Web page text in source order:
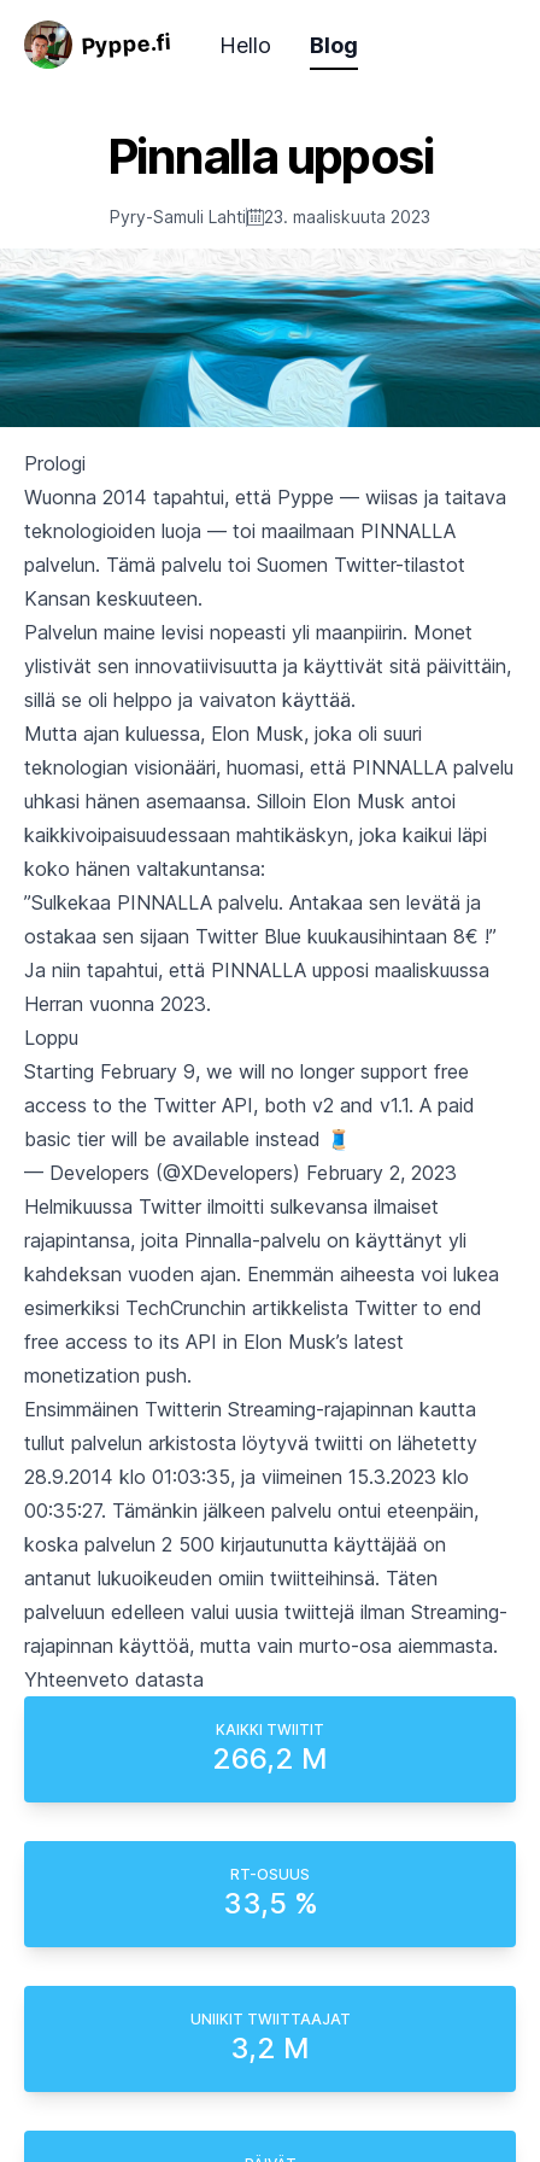
Pyppe.fi Hello Blog
Pinnalla upposi
Pyry-Samuli Lahti 23. maaliskuuta 2023
Prologi
Wuonna 2014 tapahtui, että Pyppe — wiisas ja taitava
teknologioiden luoja — toi maailmaan PINNALLA
palvelun. Tämä palvelu toi Suomen Twitter-tilastot
Kansan keskuuteen.
Palvelun maine levisi nopeasti yli maanpiirin. Monet
ylistivät sen innovatiivisuutta ja käyttivät sitä päivittäin,
sillä se oli helppo ja vaivaton käyttää.
Mutta ajan kuluessa, Elon Musk, joka oli suuri
teknologian visionääri, huomasi, että PINNALLA palvelu
uhkasi hänen asemaansa. Silloin Elon Musk antoi
kaikkivoipaisuudessaan mahtikäskyn, joka kaikui läpi
koko hänen valtakuntansa:
”Sulkekaa PINNALLA palvelu. Antakaa sen levätä ja
ostakaa sen sijaan Twitter Blue kuukausihintaan 8€ !”
Ja niin tapahtui, että PINNALLA upposi maaliskuussa
Herran vuonna 2023.
Loppu
Starting February 9, we will no longer support free
access to the Twitter API, both v2 and v1.1. A paid
basic tier will be available instead 🧵
— Developers (@XDevelopers) February 2, 2023
Helmikuussa Twitter ilmoitti sulkevansa ilmaiset
rajapintansa, joita Pinnalla-palvelu on käyttänyt yli
kahdeksan vuoden ajan. Enemmän aiheesta voi lukea
esimerkiksi TechCrunchin artikkelista Twitter to end
free access to its API in Elon Musk’s latest
monetization push.
Ensimmäinen Twitterin Streaming-rajapinnan kautta
tullut palvelun arkistosta löytyvä twiitti on lähetetty
28.9.2014 klo 01:03:35, ja viimeinen 15.3.2023 klo
00:35:27. Tämänkin jälkeen palvelu ontui eteenpäin,
koska palvelun 2 500 kirjautunutta käyttäjää on
antanut lukuoikeuden omiin twiitteihinsä. Täten
palveluun edelleen valui uusia twiittejä ilman Streaming-
rajapinnan käyttöä, mutta vain murto-osa aiemmasta.
Yhteenveto datasta
KAIKKI TWIITIT
266,2 M
RT-OSUUS
33,5 %
UNIIKIT TWIITTAAJAT
3,2 M